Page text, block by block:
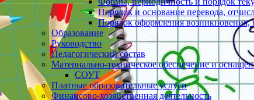
Порядок и основание перевода,
Порядок оформления
Образование
Руководство
Педагогический состав
Материально-техническое обеспечение и
СОУТ
Платные образовательные услуги
Финансово-хозяйственная деятельность